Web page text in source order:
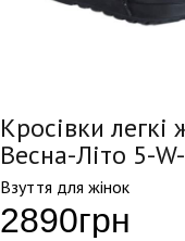
Кросівки легкі
Весна-Літо 5-
Взуття для жінок
2890грн